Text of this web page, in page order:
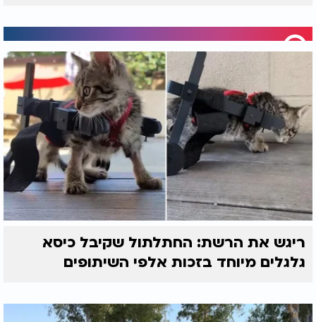
ריגש את הרשת: החתלתול שקיבל כיסא
גלגלים מיוחד בזכות אלפי השיתופים